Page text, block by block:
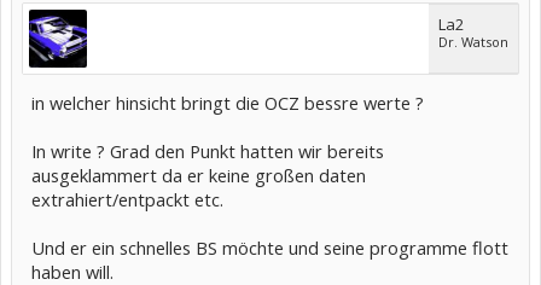
La2
Dr. Watson
in welcher hinsicht bringt die OCZ bessre werte ?
In write ? Grad den Punkt hatten wir bereits
ausgeklammert da er keine großen daten
extrahiert/entpackt etc.
Und er ein schnelles BS möchte und seine programme flott
haben will.